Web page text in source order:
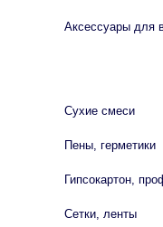
Аксессуары для
Сухие смеси
Пены, герметики
Гипсокартон,
Сетки, ленты